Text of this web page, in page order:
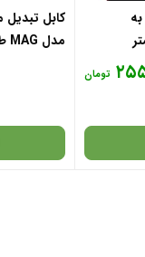
کابل تبدیل مغناطیسی USB به
تومان
مدل MAG طول 1 متر